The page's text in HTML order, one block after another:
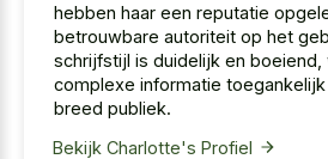
hebben haar een reputatie
betrouwbare autoriteit op het
schrijfstijl is duidelijk en boeiend,
complexe informatie
breed publiek.
Bekijk Charlotte's Profiel